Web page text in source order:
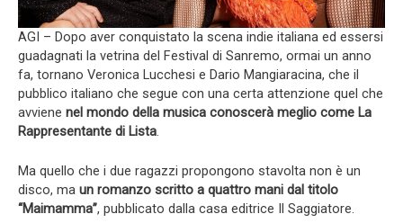
AGI – Dopo aver conquistato la scena indie italiana ed essersi
guadagnati la vetrina del Festival di Sanremo, ormai un anno
fa, tornano Veronica Lucchesi e Dario Mangiaracina, che il
pubblico italiano che segue con una certa attenzione quel che
avviene nel mondo della musica conoscerà meglio come La
Rappresentante di Lista.
Ma quello che i due ragazzi propongono stavolta non è un
disco, ma un romanzo scritto a quattro mani dal titolo
“Maimamma”, pubblicato dalla casa editrice Il Saggiatore.